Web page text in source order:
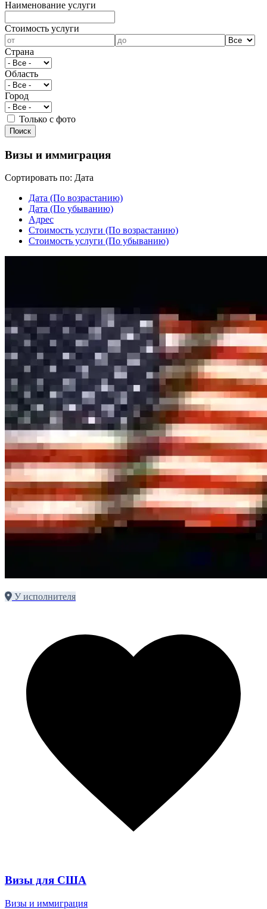
Наименование услуги
Cтоимость услуги
Страна
Область
Город
Только с фото
Визы и иммиграция
Сортировать по: Дата
Дата (По возрастанию)
Дата (По убыванию)
Адрес
Cтоимость услуги (По возрастанию)
Cтоимость услуги (По убыванию)
У исполнителя
Визы для США
Визы и иммиграция